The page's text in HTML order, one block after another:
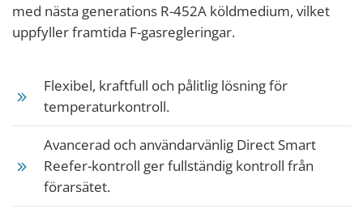
med nästa generations R-452A köldmedium, vilket
uppfyller framtida F-gasregleringar.
Flexibel, kraftfull och pålitlig lösning för
temperaturkontroll.
Avancerad och användarvänlig Direct Smart
Reefer-kontroll ger fullständig kontroll från
förarsätet.